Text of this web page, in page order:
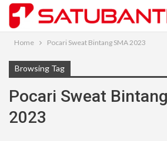
Home Pocari Sweat Bintang SMA 2023
Browsing Tag
Pocari Sweat
2023